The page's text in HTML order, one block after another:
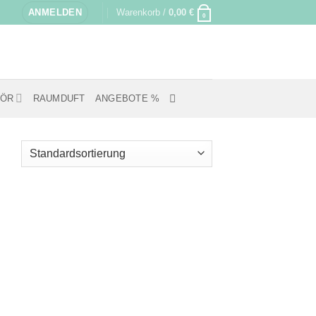
ANMELDEN Warenkorb / 0,00 € 0
RAUMDUFT ANGEBOTE %